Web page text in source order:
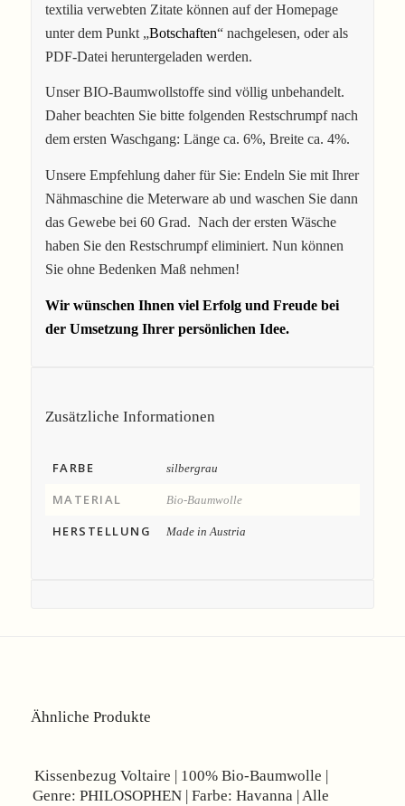
textilia verwebten Zitate können auf der Homepage
unter dem Punkt „Botschaften“ nachgelesen, oder als
PDF-Datei heruntergeladen werden.
Unser BIO-Baumwollstoffe sind völlig unbehandelt.
Daher beachten Sie bitte folgenden Restschrumpf nach
dem ersten Waschgang: Länge ca. 6%, Breite ca. 4%.
Unsere Empfehlung daher für Sie: Endeln Sie mit Ihrer
Nähmaschine die Meterware ab und waschen Sie dann
das Gewebe bei 60 Grad. Nach der ersten Wäsche
haben Sie den Restschrumpf eliminiert. Nun können
Sie ohne Bedenken Maß nehmen!
Wir wünschen Ihnen viel Erfolg und Freude bei
der Umsetzung Ihrer persönlichen Idee.
Zusätzliche Informationen
FARBE silbergrau
MATERIAL Bio-Baumwolle
HERSTELLUNG Made in Austria
Ähnliche Produkte
Kissenbezug Voltaire | 100% Bio-Baumwolle |
Genre: PHILOSOPHEN | Farbe: Havanna | Alle